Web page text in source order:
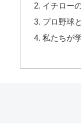
イチロー
プロ野球
私たちが